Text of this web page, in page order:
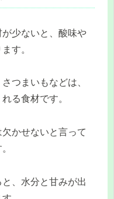
少ないと、酸味や
す。
つまいもなどは、
る食材です。
かせないと言って
、水分と甘みが出